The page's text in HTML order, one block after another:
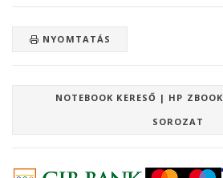
NYOMTATÁS
NOTEBOOK KERESŐ | HP
SOROZAT